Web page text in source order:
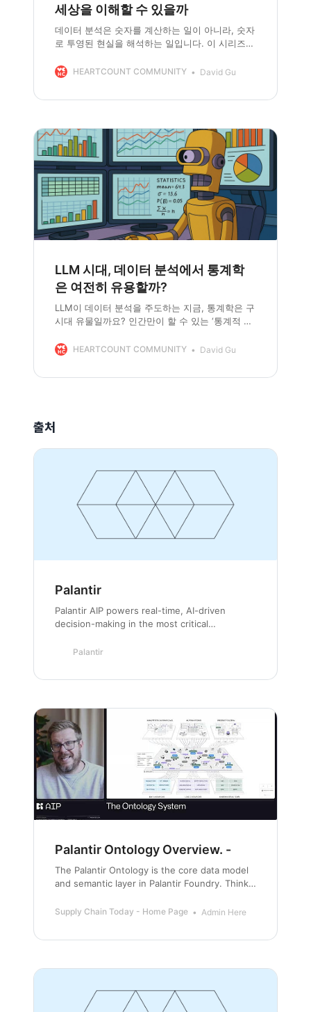
세상을 이해할 수 있을까
데이터 분석은 숫자를 계산하는 일이 아니라, 숫자
로 투영된 현실을 해석하는 일입니다. 이 시리즈는
분석가의 역할이 어떻게 재정의되어야 하는지를
HEARTCOUNT COMMUNITY David Gu
LLM 시대, 데이터 분석에서 통계학
은 여전히 유용할까?
LLM이 데이터 분석을 주도하는 지금, 통계학은 구
시대 유물일까요? 인간만이 할 수 있는 ‘통계적 사
어보세요.HEARTCOUNT COMMUNITY David Gu
출처
Palantir
Palantir AIP powers real-time, AI-driven
decision-making in the most critical
the world. From public…
Palantir
Palantir Ontology Overview. -
The Palantir Ontology is the core data model
and semantic layer in Palantir Foundry. Think
reality.
Supply Chain Today - Home Page Admin Here